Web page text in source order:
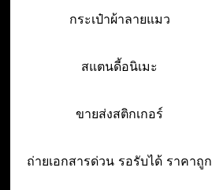
กระเป๋าผ้าลายแมว
สแตนดี้อนิเมะ
ขายส่งสติกเกอร์
ถ่ายเอกสารด่วน รอรับได้ ราคาถูก